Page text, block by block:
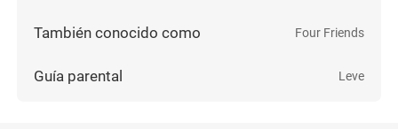
También conocido como Four Friends
Guía parental Leve